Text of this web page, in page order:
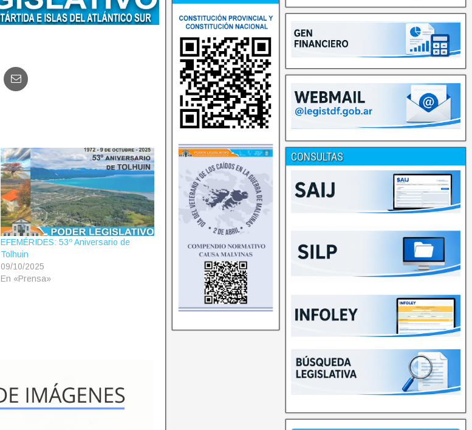
EFEMÉRIDES: 53º Aniversario de
Tolhuin
09/10/2025
En «Prensa»
CONSULTAS